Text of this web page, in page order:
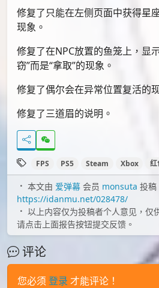
修复了只能在左侧页面中获得星
现象。
修复了在NPC放置的鱼笼上，显
窃”而是“拿取”的现象。
修复了偶尔会在异常位置复活的
修复了三道眉的说明。
FPS PS5 Steam Xbox 红
本文由 爱弹幕 会员 monsuta 投稿
https://idanmu.net/028478/
以上内容仅为投稿者个人意见，仅
请点击上面报告按钮提交反馈。
评论
您必须 登录 才能评论！